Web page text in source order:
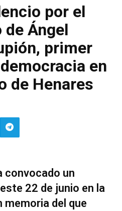
por el
Ángel
primer
en
de Henares
convocado un
22 de junio en la
memoria del que